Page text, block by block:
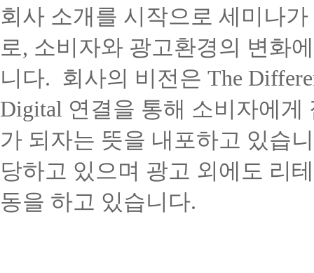
회사 소개를 시작으로 세미나
로, 소비자와 광고환경의 변화
니다. 회사의 비전은 The
Digital 연결을 통해 소비자에게
가 되자는 뜻을 내포하고 있습
당하고 있으며 광고 외에도 리
동을 하고 있습니다.